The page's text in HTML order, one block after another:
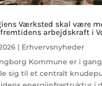
Værksted skal være
arbejdskraft i
| Erhvervsnyheder
Kommune er i
sig til et centralt